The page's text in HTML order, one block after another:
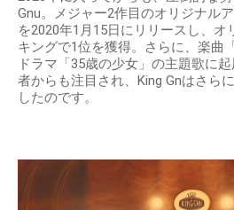
Gnu。メジャー2作目のオリジナルア
を2020年1月15日にリリースし、オ
キングで1位を獲得。さらに、楽曲
ドラマ「35歳の少女」の主題歌に
者からも注目され、King Gnはさら
したのです。